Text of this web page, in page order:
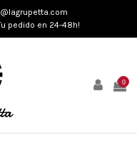
pedido en 24-48h!
0